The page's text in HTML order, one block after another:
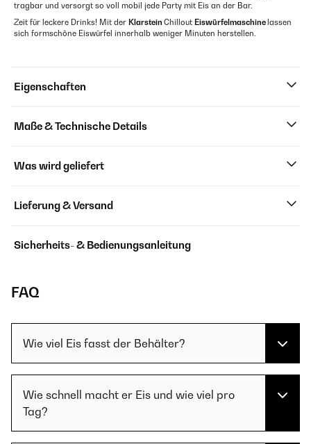
tragbar und versorgt so voll mobil jede Party mit Eis an der Bar.
Zeit für leckere Drinks! Mit der Klarstein Chillout Eiswürfelmaschine lassen
sich formschöne Eiswürfel innerhalb weniger Minuten herstellen.
Eigenschaften
Maße & Technische Details
Was wird geliefert
Lieferung & Versand
Sicherheits- & Bedienungsanleitung
FAQ
Wie viel Eis fasst der Behälter?
Wie schnell macht er Eis und wie viel pro
Tag?